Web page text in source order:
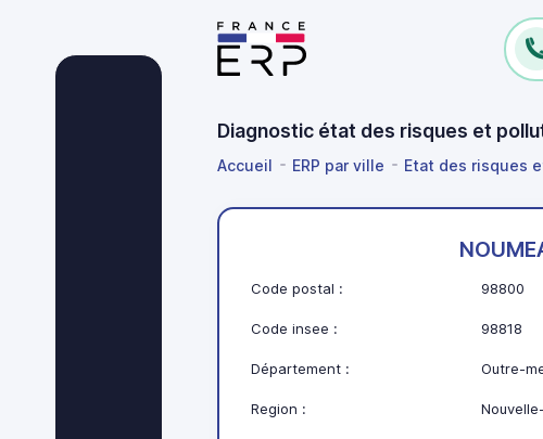
Diagnostic état des risques et
Accueil ERP par ville Etat des risques
Code postal : 98800
Code insee : 98818
Département : Outre-
Region :